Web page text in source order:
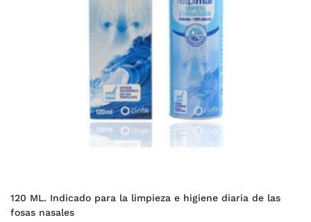
120 ML. Indicado para la limpieza e higiene diaria de las
fosas nasales